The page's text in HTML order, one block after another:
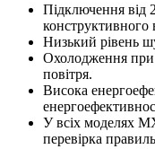
Підключення від
конструктивного
Низький рівень
Охолодження при
повітря.
Висока
У всіх моделях
перевірка